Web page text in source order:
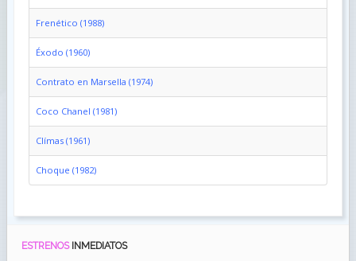
Frenético (1988)
Éxodo (1960)
Contrato en Marsella (1974)
Coco Chanel (1981)
Clímas (1961)
Choque (1982)
ESTRENOS INMEDIATOS